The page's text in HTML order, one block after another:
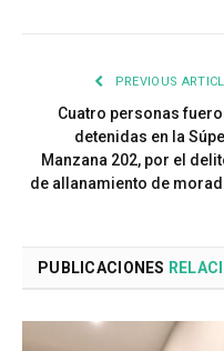
PREVIOUS
Cuatro personas
detenidas en la
Manzana 202, por el
de allanamiento de
PUBLICACIONES